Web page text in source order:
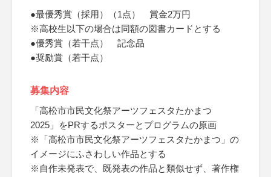
●最優秀賞（採用）（1点） 賞金2万円
※高校生以下の場合は同額の図書カードとする
●優秀賞（若干点） 記念品
●奨励賞（若干点）
募集内容
「高松市市民文化祭アーツフェスタたかまつ
2025」をPRするポスターとプログラムの原画
※「高松市市民文化祭アーツフェスタたかまつ」の
イメージにふさわしい作品とする
※自作未発表で、既発表の作品と類似せず、著作権